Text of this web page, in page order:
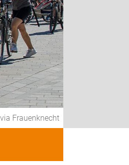
Frauenknecht